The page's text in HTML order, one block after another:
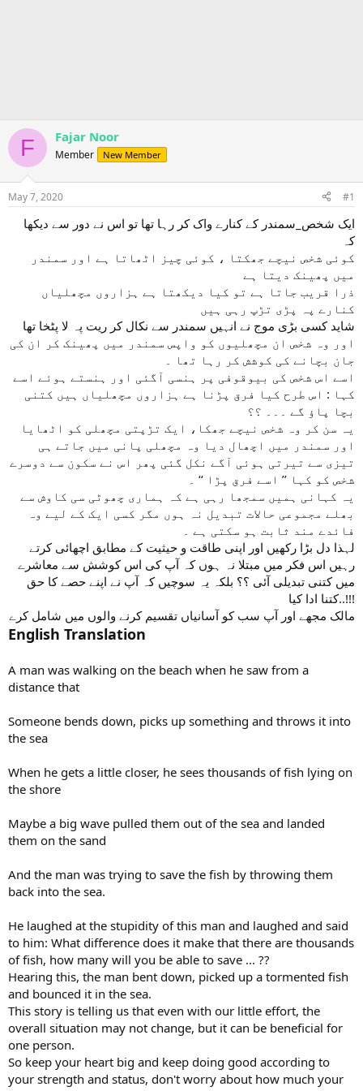
F Fajar Noor
Member New Member
May 7, 2020 #1
ایک شخص_سمندر کے کنارے واک کر رہا تھا تو اس نے دور سے دیکھا
کہ
کوئی شخص نیچے جھکتا ، کوئی چیز اٹھاتا ہے اور سمندر
میں پھینک دیتا ہے
ذرا قریب جاتا ہے تو کیا دیکھتا ہے ہزاروں مچھلیاں
کنارے پہ پڑی تڑپ رہی ہیں
شاید کسی بڑی موج نے انہیں سمندر سے نکال کر ریت پہ لا پٹخا تھا
اور وہ شخص ان مچھلیوں کو واپس سمندر میں پھینک کر ان کی
جان بچانے کی کوشش کر رہا تھا ۔
اسے اس شخص کی بیوقوفی پر ہنسی آگئی اور ہنستے ہوئے اسے
کہا : اس طرح کیا فرق پڑنا ہے ہزاروں مچھلیاں ہیں کتنی
بچا پاؤ گے ۔۔۔ ؟؟
یہ سن کر وہ شخص نیچے جھکا، ایک تڑپتی مچھلی کو اٹھایا
اور سمندر میں اچھال دیا وہ مچھلی پانی میں جاتے ہی
تیزی سے تیرتی ہوئی آگے نکل گئی پھر اس نے سکون سے دوسرے
شخص کو کہا ’’ اسے فرق پڑا ‘‘ ۔
یہ کہانی ہمیں سمجھا رہی ہے کہ ہماری چھوٹی سی کاوش سے
بھلے مجموعی حالات تبدیل نہ ہوں مگر کسی ایک کے لیے وہ
فائدے مند ثابت ہو سکتی ہے ۔
لہذا دل بڑا رکھیں اور اپنی طاقت و حیثیت کے مطابق اچھائی کرتے
رہیں اس فکر میں مبتلا نہ ہوں کہ آپ کی اس کوشش سے معاشرے
میں کتنی تبدیلی آئی ؟؟ بلکہ یہ سوچیں کہ آپ نے اپنے حصے کا حق
کتنا ادا کیا..!!!
English Translation
A man was walking on the beach when he saw from a
distance that
Someone bends down, picks up something and throws it into
the sea
When he gets a little closer, he sees thousands of fish lying on
the shore
Maybe a big wave pulled them out of the sea and landed
them on the sand
And the man was trying to save the fish by throwing them
back into the sea.
He laughed at the stupidity of this man and laughed and said
to him: What difference does it make that there are thousands
of fish, how many will you be able to save ... ??
Hearing this, the man bent down, picked up a tormented fish
and bounced it in the sea.
This story is telling us that even with our little effort, the
overall situation may not change, but it can be beneficial for
one person.
So keep your heart big and keep doing good according to
your strength and status, don't worry about how much your